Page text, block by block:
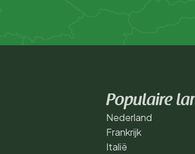
Populaire
Nederland
Frankrijk
Italië